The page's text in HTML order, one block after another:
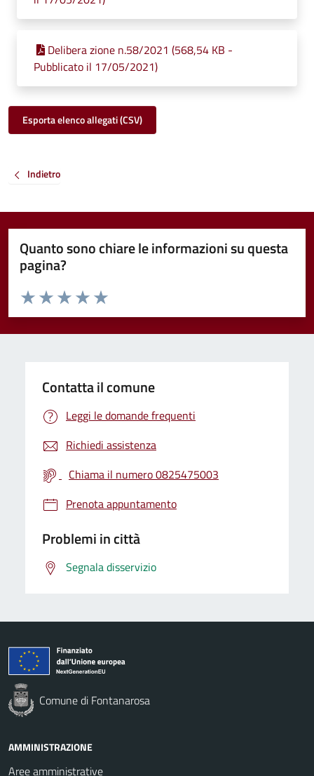
Delibera zione n.58/2021 (568,54 KB -
Pubblicato il 17/05/2021)
Esporta elenco allegati (CSV)
Indietro
Quanto sono chiare le informazioni su questa
pagina?
Valuta da 1 a 5 stelle la pagina
Valuta 5 stelle su 5
Valuta 4 stelle su 5
Valuta 3 stelle su 5
Valuta 2 stelle su 5
Valuta 1 stelle su 5
Contatta il comune
Leggi le domande frequenti
Richiedi assistenza
Chiama il numero 0825475003
Prenota appuntamento
Problemi in città
Segnala disservizio
Comune di Fontanarosa
AMMINISTRAZIONE
Aree amministrative